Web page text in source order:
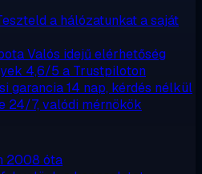
a hálózatunkat a saját
Valós idejű elérhetőség
4,6/5 a Trustpiloton
garancia14 nap, kérdés nélkül
24/7, valódi mérnökök
2008 óta